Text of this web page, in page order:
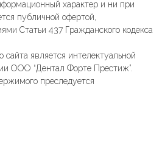
характер и ни при
публичной офертой,
Статьи 437 Гражданского кодекса
является интелектуальной
ООО “Дентал Форте Престиж”.
преследуется